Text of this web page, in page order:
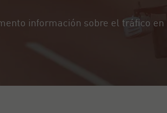
información sobre el tráfico en